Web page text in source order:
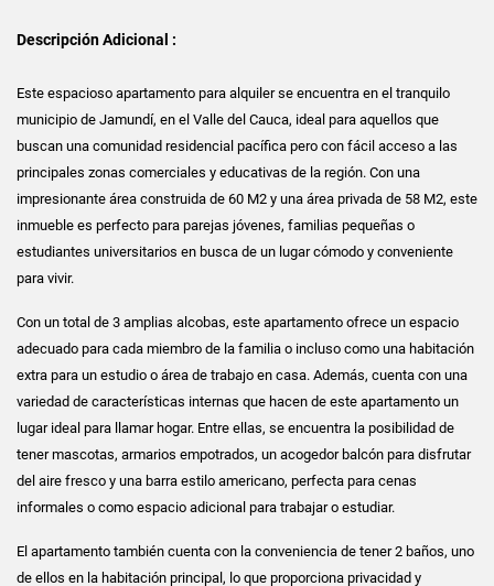
Descripción Adicional :
Este espacioso apartamento para alquiler se encuentra en el tranquilo
municipio de Jamundí, en el Valle del Cauca, ideal para aquellos que
buscan una comunidad residencial pacífica pero con fácil acceso a las
principales zonas comerciales y educativas de la región. Con una
impresionante área construida de 60 M2 y una área privada de 58 M2, este
inmueble es perfecto para parejas jóvenes, familias pequeñas o
estudiantes universitarios en busca de un lugar cómodo y conveniente
para vivir.
Con un total de 3 amplias alcobas, este apartamento ofrece un espacio
adecuado para cada miembro de la familia o incluso como una habitación
extra para un estudio o área de trabajo en casa. Además, cuenta con una
variedad de características internas que hacen de este apartamento un
lugar ideal para llamar hogar. Entre ellas, se encuentra la posibilidad de
tener mascotas, armarios empotrados, un acogedor balcón para disfrutar
del aire fresco y una barra estilo americano, perfecta para cenas
informales o como espacio adicional para trabajar o estudiar.
El apartamento también cuenta con la conveniencia de tener 2 baños, uno
de ellos en la habitación principal, lo que proporciona privacidad y